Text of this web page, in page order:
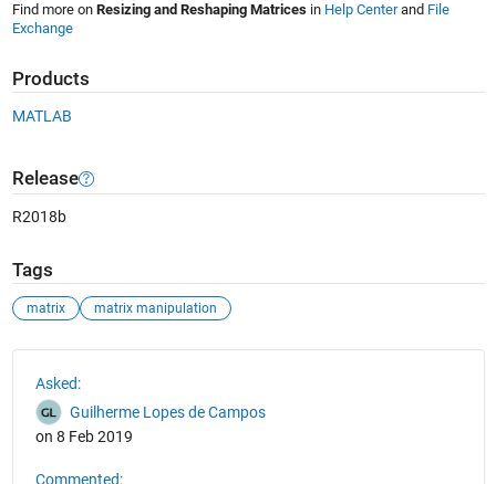
Find more on Resizing and Reshaping Matricesin Help Centerand File
Exchange
Products
MATLAB
Release
R2018b
Tags
matrix matrix manipulation
Asked:
Guilherme Lopes de Campos
on 8 Feb 2019
Commented: